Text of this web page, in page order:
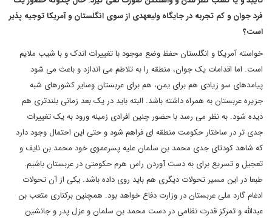
فرد جوان و کم تجربه در جایگاه ولیعهدی از سوی انگلستان و آمریکا توجیه پذیر
است؟
خواسته آمریکا و انگلستان حفظ وضع موجود با تغییرات اندک و با شیب ملایم
است. اما اقدامات یک جوان، منطقه را به تلاطم می اندازد و باعث می شود
پیامدهای سو زیادی هم برای یمن، هم برای عربستان وسایر کشورهای شبه
جزیره عربستان به همراه داشته باشد. البته باید در یک بعد زمانی بلندتری هم
دیده شود. به نظر می رسد با حضور چنین افرادی زمینه ورود به یک تغییرات
جدی تر در ساختار حکومت منطقه ای فراهم شود و حتی این احتمال وجود دارد
که شاهد کودتای جدی محمد بن سلمان علیه پسرعموی خود محمد بن نایف و
تعجیل و تسریع برای به دست آوردن راس هرم حکومتی در عربستان باشیم.
طبعا در این مسیر تحولات دیگری هم باید روی داده باشد. یکی از آن تحولات
ادغام گارد ملی عربستان در وزارت دفاع خواهد بود. همچنین برکناری متعب بن
عبدالله و تمرکز قدرت نظامی در دست محمد بن سلمان و عزل پدر و جانشین